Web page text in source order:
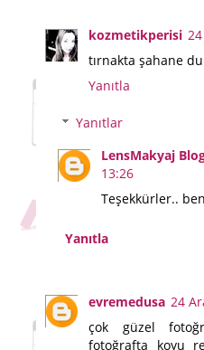
kozmetikperisi
tırnakta şahane
Yanıtla
Yanıtlar
LensMakyaj
13:26
Teşekkürler..
Yanıtla
evremedusa 24
çok güzel
fotoğrafta koyu